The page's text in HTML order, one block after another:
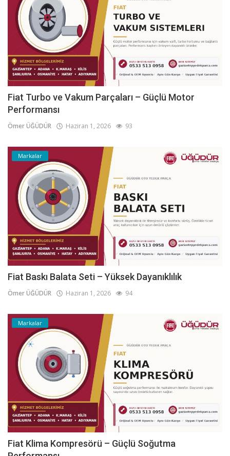
Fiat Turbo ve Vakum Parçaları – Güçlü Motor
Performansı
Ömer ÜĞÜDÜR Haziran 1, 2026 93
Markalar
Fiat Baskı Balata Seti – Yüksek Dayanıklılık
Ömer ÜĞÜDÜR Haziran 1, 2026 94
Markalar
Fiat Klima Kompresörü – Güçlü Soğutma